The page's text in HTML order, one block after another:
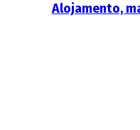
Alojamento,